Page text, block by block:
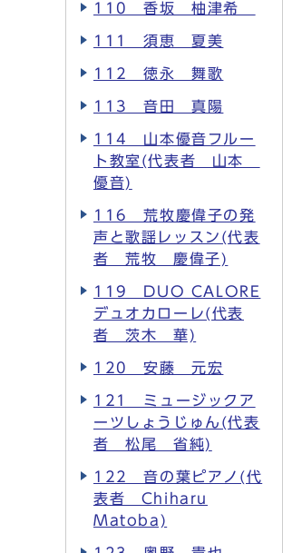
110 香坂 柚津希
111 須恵 夏美
112 徳永 舞歌
113 音田 真陽
114 山本優音フルー
ト教室(代表者 山本
優音)
116 荒牧慶偉子の発
声と歌謡レッスン(代表
者 荒牧 慶偉子)
119 DUO CALORE
デュオカローレ(代表
者 茨木 華)
120 安藤 元宏
121 ミュージックア
ーツしょうじゅん(代表
者 松尾 省純)
122 音の葉ピアノ(代
表者 Chiharu
Matoba)